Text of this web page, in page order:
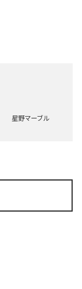
星野マーブル